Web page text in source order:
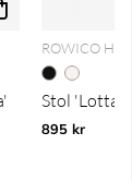
ROWICO
Stol 'Lotta'
895 kr